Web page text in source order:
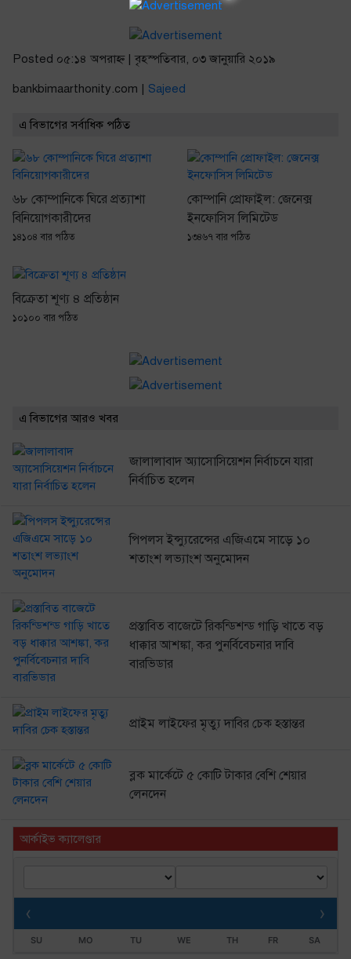
Posted ০৫:১৪ অপরাহ্ণ | বৃহস্পতিবার, ০৩ জানুয়ারি ২০১৯
bankbimaarthonity.com | Sajeed
এ বিভাগের সর্বাধিক পঠিত
৬৮ কোম্পানিকে ঘিরে প্রত্যাশা
বিনিয়োগকারীদের
১৪১০৪ বার পঠিত
কোম্পানি প্রোফাইল: জেনেক্স
ইনফোসিস লিমিটেড
১৩৪৬৭ বার পঠিত
বিক্রেতা শূণ্য ৪ প্রতিষ্ঠান
১০১০০ বার পঠিত
এ বিভাগের আরও খবর
জালালাবাদ অ্যাসোসিয়েশন নির্বাচনে যারা
নির্বাচিত হলেন
পিপলস ইন্স্যুরেন্সের এজিএমে সাড়ে ১০
শতাংশ লভ্যাংশ অনুমোদন
প্রস্তাবিত বাজেটে রিকন্ডিশন্ড গাড়ি খাতে বড়
ধাক্কার আশঙ্কা, কর পুনর্বিবেচনার দাবি
বারভিডার
প্রাইম লাইফের মৃত্যু দাবির চেক হস্তান্তর
ব্লক মার্কেটে ৫ কোটি টাকার বেশি শেয়ার
লেনদেন
আর্কাইভ ক্যালেণ্ডার
‹ ›
SU MO TU WE TH FR SA